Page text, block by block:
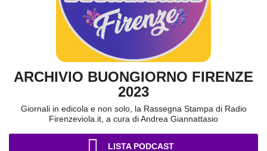
ARCHIVIO BUONGIORNO FIRENZE
2023
Giornali in edicola e non solo, la Rassegna Stampa di Radio
Firenzeviola.it, a cura di Andrea Giannattasio
LISTA PODCAST